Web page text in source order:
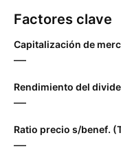
Factores clave
Capitalización de
—
Rendimiento del
—
Ratio precio s/benef.
—